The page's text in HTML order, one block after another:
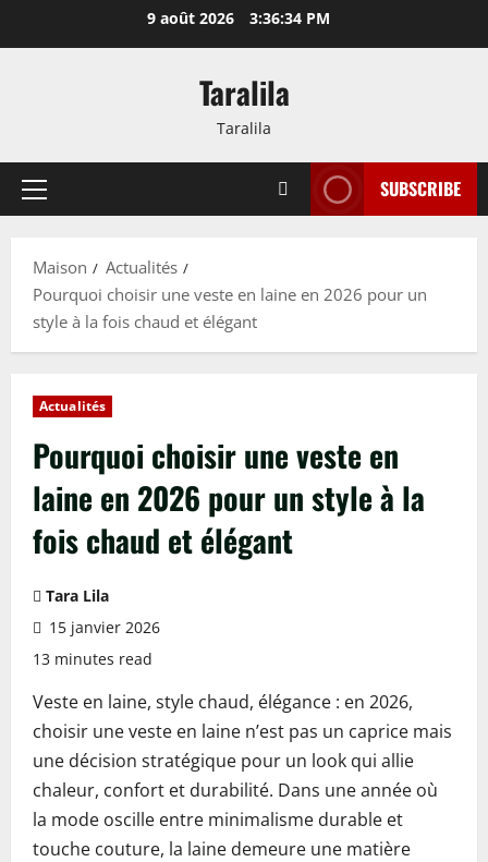
au
9 août 2026 3:36:35 PM
Taralila
Taralila
Menu
SUBSCRIBE
Maison
Actualités
Pourquoi choisir une veste en laine en 2026 pour un
style à la fois chaud et élégant
Actualités
Pourquoi choisir une veste en
laine en 2026 pour un style à la
fois chaud et élégant
Tara Lila
15 janvier 2026
13 minutes read
Veste en laine, style chaud, élégance : en 2026,
choisir une veste en laine n’est pas un caprice mais
une décision stratégique pour un look qui allie
chaleur, confort et durabilité. Dans une année où
la mode oscille entre minimalisme durable et
touche couture, la laine demeure une matière